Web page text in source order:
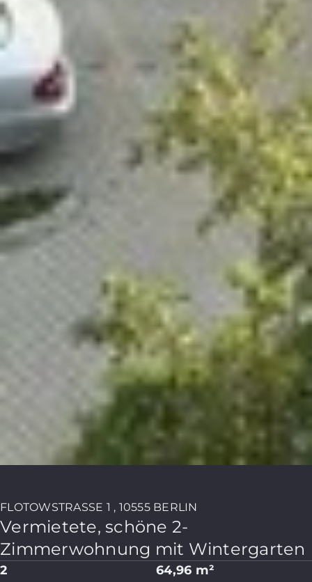
FLOTOWSTRASSE 1 , 10555 BERLIN
Vermietete, schöne 2-
Zimmerwohnung mit Wintergarten
2 64,96 m²